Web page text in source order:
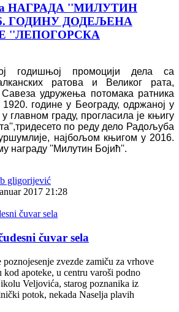
НАГРАДА ''МИЛУТИН
ГОДИНУ ДОДЕЉЕНА
''ЛЕПОГОРСКА
годишњој промоцији дела са
ратова и Великог рата,
удружења потомака ратника
године у Београду, одржаној у
главном граду, прогласила је књигу
'',тридесето по реду дело Радољуба
најбољом књигом у 2016.
награду ''Милутин Бојић''.
gligorijević
2017 21:28
čuvar sela
zvezde zamiču za vrhove
apoteke, u centru varoši podno
Veljovića, starog poznanika iz
potok, nekada Naselja plavih